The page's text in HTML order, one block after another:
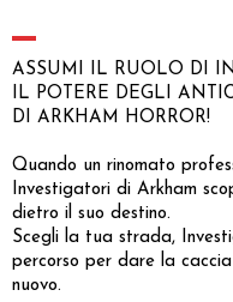
ASSUMI IL RUOLO DI
IL POTERE DEGLI
DI ARKHAM HORROR!
Quando un rinomato
Investigatori di Arkham
dietro il suo destino.
Scegli la tua strada,
percorso per dare la
nuovo.